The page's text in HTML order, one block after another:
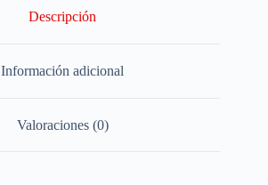
Descripción
Información adicional
Valoraciones (0)